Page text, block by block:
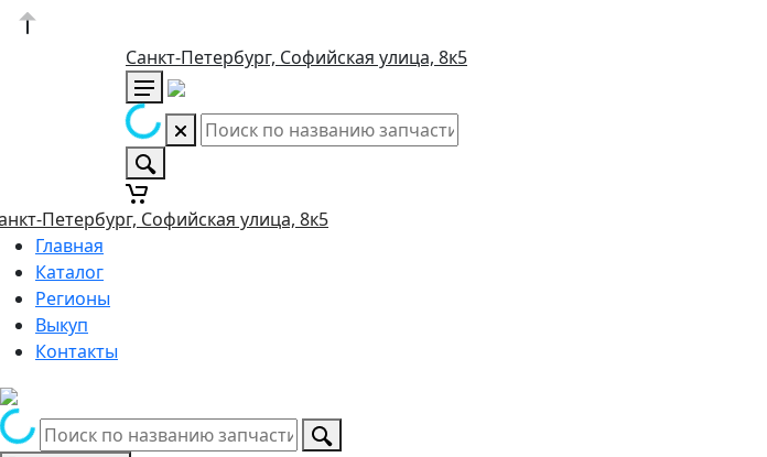
Санкт-Петербург, Софийская улица, 8к5
Петербург, Софийская улица, 8к5
Главная
Каталог
Регионы
Выкуп
Контакты